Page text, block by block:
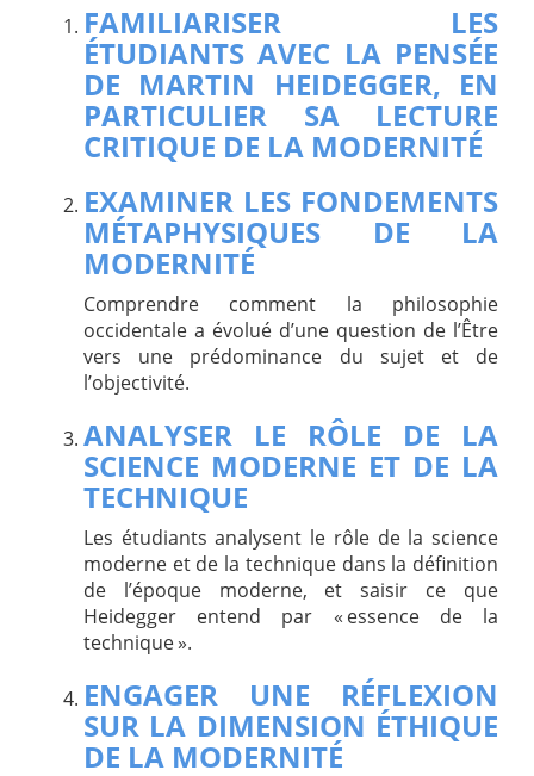
FAMILIARISER LES
ÉTUDIANTS AVEC LA PENSÉE
DE MARTIN HEIDEGGER, EN
PARTICULIER SA LECTURE
CRITIQUE DE LA MODERNITÉ
EXAMINER LES FONDEMENTS
MÉTAPHYSIQUES DE LA
MODERNITÉ
Comprendre comment la philosophie
occidentale a évolué d’une question de l’Être
vers une prédominance du sujet et de
l’objectivité.
ANALYSER LE RÔLE DE LA
SCIENCE MODERNE ET DE LA
TECHNIQUE
Les étudiants analysent le rôle de la science
moderne et de la technique dans la définition
de l’époque moderne, et saisir ce que
Heidegger entend par « essence de la
technique ».
ENGAGER UNE RÉFLEXION
SUR LA DIMENSION ÉTHIQUE
DE LA MODERNITÉ